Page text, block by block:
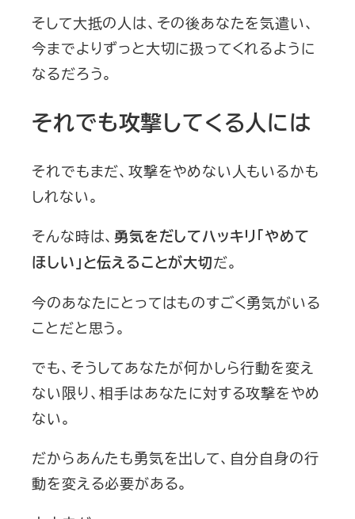
そして大抵の人は、その後あなたを気遣い、
今までよりずっと大切に扱ってくれるように
なるだろう。
それでも攻撃してくる人には
それでもまだ、攻撃をやめない人もいるかも
しれない。
そんな時は、勇気をだしてハッキリ「やめて
ほしい」と伝えることが大切だ。
今のあなたにとってはものすごく勇気がいる
ことだと思う。
でも、そうしてあなたが何かしら行動を変え
ない限り、相手はあなたに対する攻撃をやめ
ない。
だからあんたも勇気を出して、自分自身の行
動を変える必要がある。